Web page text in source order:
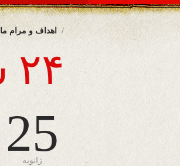
اهداف و مرام ما
۲۴ ساعت
25
ژانویه